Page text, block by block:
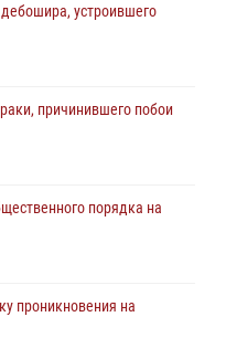
устроившего
причинившего побои
порядка на
проникновения на